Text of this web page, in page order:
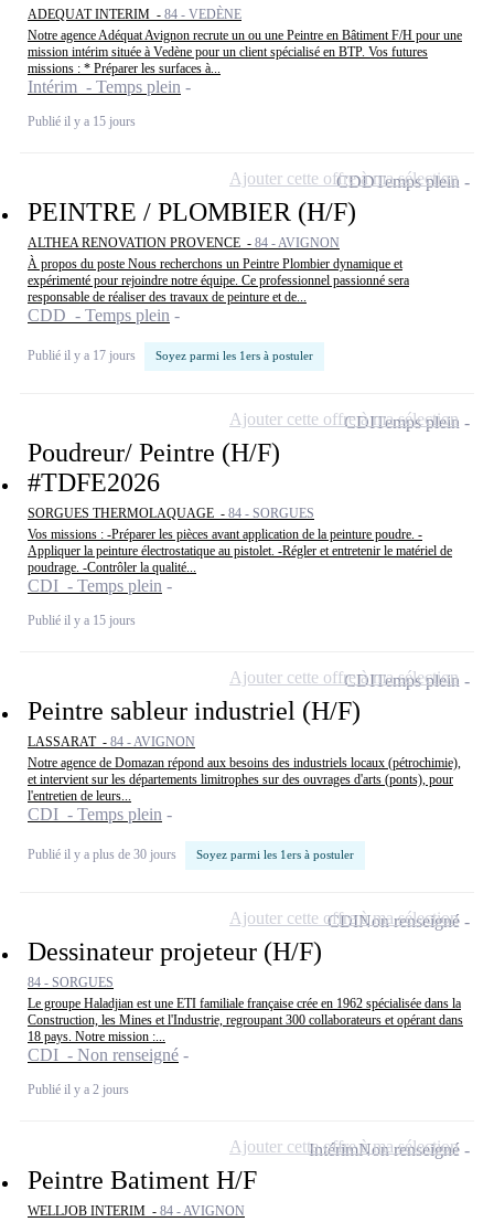
ADEQUAT INTERIM - 84 - VEDÈNE
Notre agence Adéquat Avignon recrute un ou une Peintre en Bâtiment F/H pour une
mission intérim située à Vedène pour un client spécialisé en BTP. Vos futures
missions : * Préparer les surfaces à...
Intérim - Temps plein
Publié il y a 15 jours
PEINTRE / PLOMBIER (H/F)
ALTHEA RENOVATION PROVENCE - 84 - AVIGNON
À propos du poste Nous recherchons un Peintre Plombier dynamique et
expérimenté pour rejoindre notre équipe. Ce professionnel passionné sera
responsable de réaliser des travaux de peinture et de...
CDD - Temps plein
Publié il y a 17 jours Soyez parmi les 1ers à postuler
CDDTemps plein
Ajouter cette offre à ma sélection
Poudreur/ Peintre (H/F)
#TDFE2026
SORGUES THERMOLAQUAGE - 84 - SORGUES
Vos missions : -Préparer les pièces avant application de la peinture poudre. -
Appliquer la peinture électrostatique au pistolet. -Régler et entretenir le matériel de
poudrage. -Contrôler la qualité...
CDI - Temps plein
Publié il y a 15 jours
CDITemps plein
Ajouter cette offre à ma sélection
Peintre sableur industriel (H/F)
LASSARAT - 84 - AVIGNON
Notre agence de Domazan répond aux besoins des industriels locaux (pétrochimie),
et intervient sur les départements limitrophes sur des ouvrages d'arts (ponts), pour
l'entretien de leurs...
CDI - Temps plein
Publié il y a plus de 30 jours Soyez parmi les 1ers à postuler
CDITemps plein
Ajouter cette offre à ma sélection
Dessinateur projeteur (H/F)
84 - SORGUES
Le groupe Haladjian est une ETI familiale française crée en 1962 spécialisée dans la
Construction, les Mines et l'Industrie, regroupant 300 collaborateurs et opérant dans
18 pays. Notre mission :...
CDI - Non renseigné
Publié il y a 2 jours
CDINon renseigné
Ajouter cette offre à ma sélection
Peintre Batiment H/F
WELLJOB INTERIM - 84 - AVIGNON
IntérimNon renseigné
Ajouter cette offre à ma sélection